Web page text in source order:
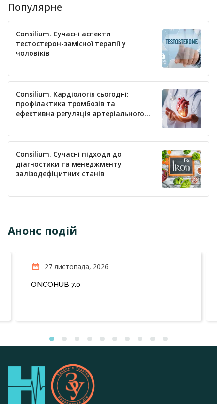
Популярне
Consilium. Сучасні аспекти
тестостерон-замісної терапії у
чоловіків
Consilium. Кардіологія сьогодні:
профілактика тромбозів та
ефективна регуляція артеріального
Consilium. Сучасні підходи до
діагностики та менеджменту
залізодефіцитних станів
Анонс подій
27 листопада, 2026
ONCOHUB 7.0